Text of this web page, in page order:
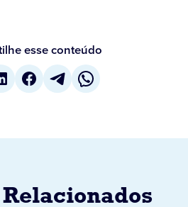
esse conteúdo